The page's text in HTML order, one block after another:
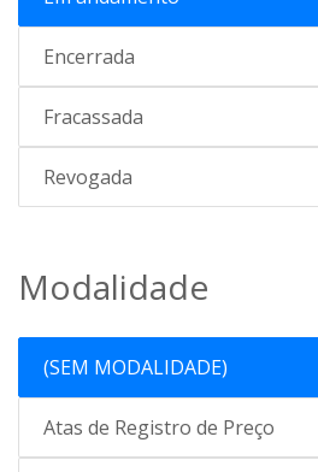
Encerrada
Fracassada
Revogada
Modalidade
(SEM MODALIDADE)
Atas de Registro de Preço